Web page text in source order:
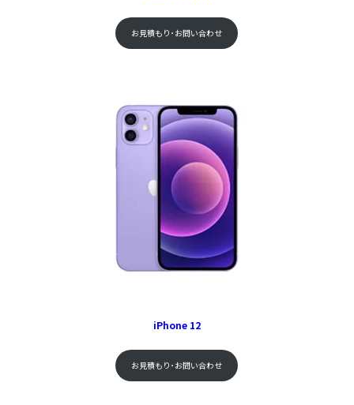
お見積もり･お問い合わせ
iPhone 12
お見積もり･お問い合わせ